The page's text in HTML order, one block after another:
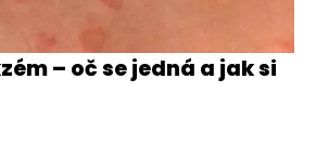
– oč se jedná a jak si